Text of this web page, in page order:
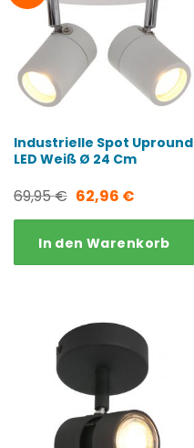
Industrielle Spot Upround
LED Weiß Ø 24 Cm
69,95€ Ursprünglicher
Preis
war:
62,96 €Aktueller
Preis
ist:
In den Warenkorb